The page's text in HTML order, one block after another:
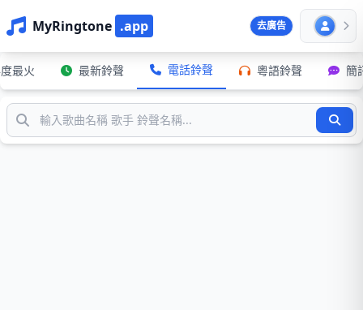
MyRingtone .app 去廣告
最火 最新鈴聲 電話鈴聲 粵語鈴聲 簡